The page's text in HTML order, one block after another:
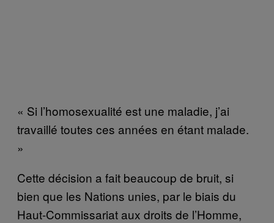
« Si l’homosexualité est une maladie, j’ai
travaillé toutes ces années en étant malade.
»
Cette décision a fait beaucoup de bruit, si
bien que les Nations unies, par le biais du
Haut-Commissariat aux droits de l’Homme,